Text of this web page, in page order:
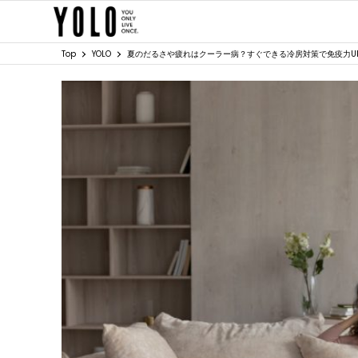
Top YOLO 夏のだるさや疲れはクーラー病？すぐできる冷房対策で免疫力